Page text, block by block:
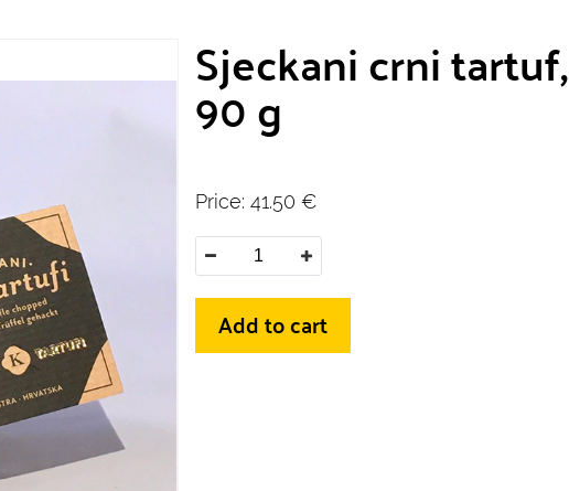
Sjeckani crni tartuf,
90 g
Price: 41.50 €
Add to cart